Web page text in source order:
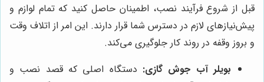
قبل از شروع فرآیند نصب، اطمینان حاصل کنید که تمام لوازم و
پیش‌نیازهای لازم در دسترس شما قرار دارند. این امر از اتلاف وقت
و بروز وقفه در روند کار جلوگیری می‌کند.
بویلر آب جوش گازی: دستگاه اصلی که قصد نصب و